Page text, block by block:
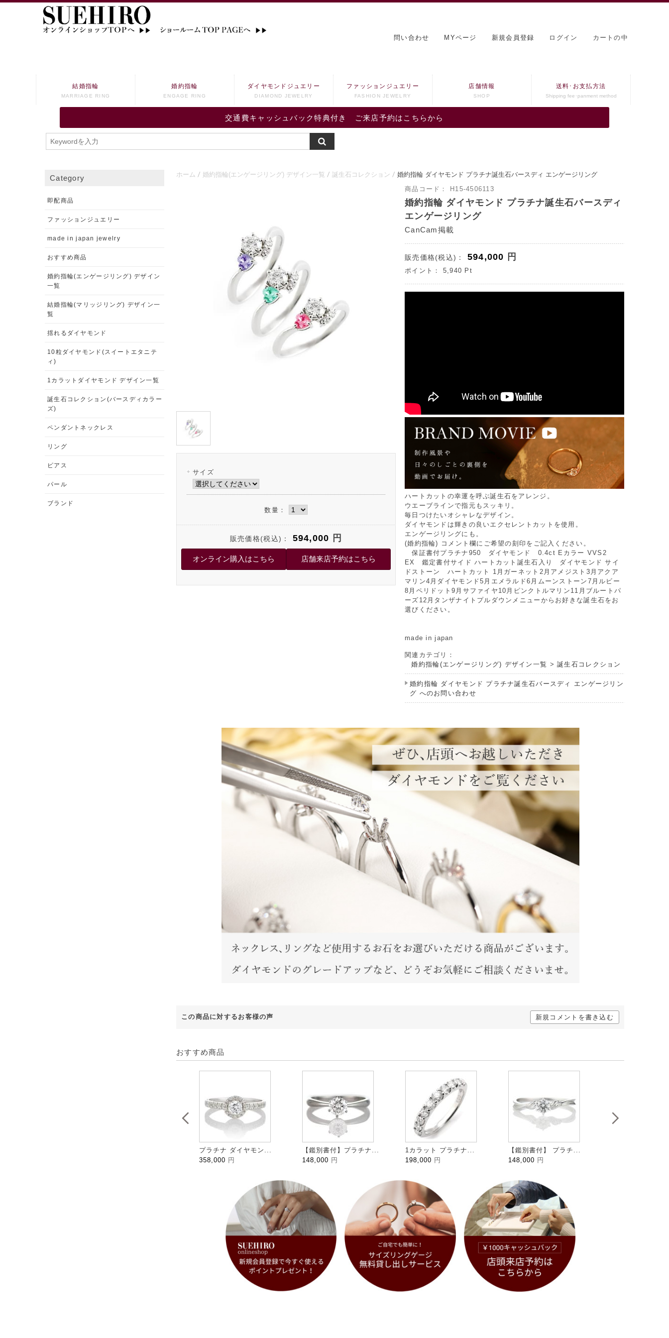
問い合わせ MYページ 新規会員登録 ログイン カートの中
交通費キャッシュバック特典付き ご来店予約はこちらから
結婚指輪
MARRIAGE RING
婚約指輪
ENGAGE RING
ダイヤモンドジュエリー
DIAMOND JEWELRY
ファッションジュエリー
FASHION JEWELRY
店舗情報
SHOP
送料･お支払方法
Shipping fee･panment method
ホーム 婚約指輪(エンゲージリング) デザイン一覧 誕生石コレクション 婚約指輪 ダイヤモンド プラチナ誕生石バースディ エンゲージリング
サイズ
数量：
販売価格(税込)： 594,000 円
商品コード： H15-4506113
婚約指輪 ダイヤモンド プラチナ誕生石バースディ
エンゲージリング
CanCam掲載
販売価格(税込)： 594,000 円
ポイント： 5,940 Pt
ハートカットの幸運を呼ぶ誕生石をアレンジ。
ウエーブラインで指元もスッキリ。
毎日つけたいオシャレなデザイン。
ダイヤモンドは輝きの良いエクセレントカットを使用。
エンゲージリングにも。
(婚約指輪) コメント欄にご希望の刻印をご記入ください。
保証書付プラチナ950 ダイヤモンド 0.4ct Eカラー VVS2
EX 鑑定書付サイド ハートカット誕生石入り ダイヤモンド サイ
ドストーン ハートカット 1月ガーネット2月アメジスト3月アクア
マリン4月ダイヤモンド5月エメラルド6月ムーンストーン7月ルビー
8月ペリドット9月サファイヤ10月ピンクトルマリン11月ブルートパ
ーズ12月タンザナイトプルダウンメニューからお好きな誕生石をお
選びください。
made in japan
関連カテゴリ：
婚約指輪(エンゲージリング) デザイン一覧 >誕生石コレクション
婚約指輪 ダイヤモンド プラチナ誕生石バースディ エンゲージリン
グ へのお問い合わせ
この商品に対するお客様の声 新規コメントを書き込む
おすすめ商品
プラチナ ダイヤモン...
358,000 円
【鑑別書付】プラチナ...
148,000 円
1カラット プラチナ...
198,000 円
【鑑別書付】 プラチ...
148,000 円
Category
即配商品
ファッションジュエリー
made in japan jewelry
おすすめ商品
婚約指輪(エンゲージリング) デザイン
一覧
結婚指輪(マリッジリング) デザイン一
覧
揺れるダイヤモンド
10粒ダイヤモンド(スイートエタニテ
ィ)
1カラットダイヤモンド デザイン一覧
誕生石コレクション(バースディカラー
ズ)
ペンダントネックレス
リング
ピアス
パール
ブランド